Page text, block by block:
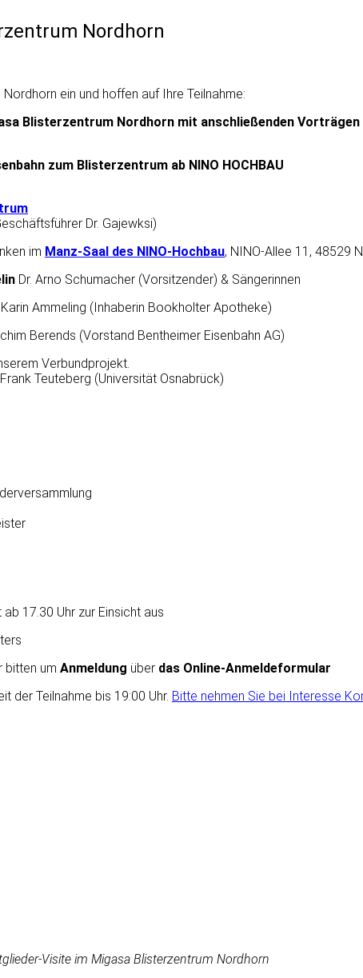
Nordhorn
ein und hoffen auf Ihre Teilnahme:
Blisterzentrum Nordhorn mit anschließenden Vorträgen
zum Blisterzentrum ab NINO HOCHBAU
Dr. Gajewksi)
im Manz-Saal des NINO-Hochbau, NINO-Allee 11, 48529
Dr. Arno Schumacher (Vorsitzender) & Sängerinnen
Ammeling (Inhaberin Bookholter Apotheke)
Berends (Vorstand Bentheimer Eisenbahn AG)
Verbundprojekt.
Teuteberg (Universität Osnabrück)
17.30 Uhr zur Einsicht aus
bitten um Anmeldung über das Online-Anmeldeformular
der Teilnahme bis 19:00 Uhr. Bitte nehmen Sie bei Interesse
Visite im Migasa Blisterzentrum Nordhorn